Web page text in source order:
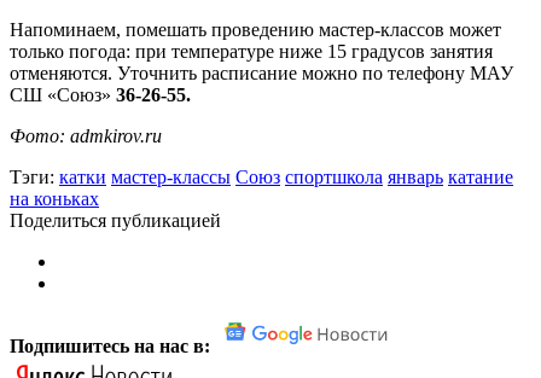
Напоминаем, помешать проведению мастер-классов может
только погода: при температуре ниже 15 градусов занятия
отменяются. Уточнить расписание можно по телефону МАУ
СШ «Союз» 36-26-55.
Фото: admkirov.ru
Тэги: катки мастер-классы Союз спортшкола январь катание
на коньках
Поделиться публикацией
Подпишитесь на нас в: